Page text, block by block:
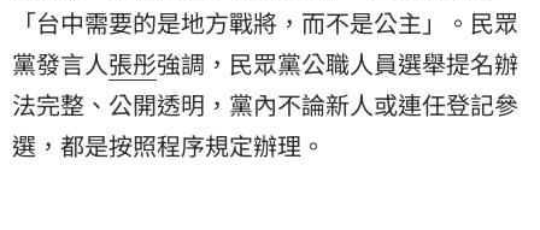
「台中需要的是地方戰將，而不是公主」。民眾
黨發言人張彤強調，民眾黨公職人員選舉提名辦
法完整、公開透明，黨內不論新人或連任登記參
選，都是按照程序規定辦理。